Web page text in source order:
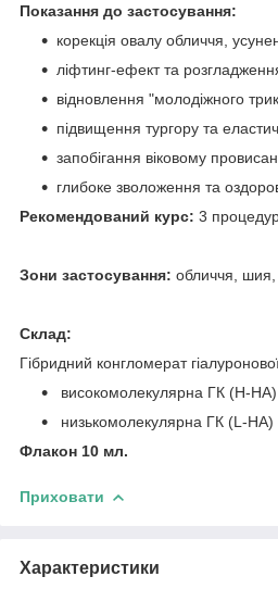
Показання до застосування:
корекція овалу обличчя,
ліфтинг-ефект та
відновлення "молодіжного
підвищення тургору та
запобігання віковому
глибоке зволоження та
Рекомендований курс: 3
Зони застосування: обличчя, шия,
Склад:
Гiбридний конгломерат
високомолекулярна ГК (H-
низькомолекулярна ГК (L-
Флакон 10 мл.
Приховати
Характеристики